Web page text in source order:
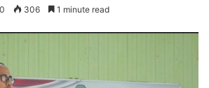
0 306 1 minute read